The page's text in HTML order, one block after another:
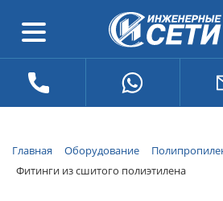
Главная Оборудование
Фитинги из сшитого полиэтилена